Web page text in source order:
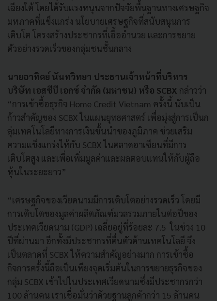
เฉียงใต้ โดยได้รับแรงหนุนจากปัจจัยพื้นฐานทางเศรษฐกิจ
มหภาคที่แข็งแกร่ง นโยบายเศรษฐกิจที่สนับสนุนการ
เติบโต โครงสร้างประชากรที่เอื้ออำนวย และการขยาย
ตัวอย่างรวดเร็วของกลุ่มชนชั้นกลาง
นายอาทิตย์ นันทวิทยา ประธานเจ้าหน้าที่บริหาร
บริษัท เอสซีบี เอกซ์ จำกัด (มหาชน) หรือ SCBX กล่าวว่า
“การเข้าซื้อธุรกิจ Home Credit Vietnam ครั้งนี้ นับเป็น
ก้าวสำคัญของ SCBX ในแผนยุทธศาสตร์ เพื่อมุ่งสู่การเป็นก
ลุ่มเทคโนโลยีทางการเงินชั้นนำของภูมิภาค ช่วยเสริม
ความแข็งแกร่งให้กับ SCBX ในตลาดอาเซียนที่มีการ
เติบโตสูง และเพื่อเพิ่มมูลค่าและผลตอบแทนให้กับผู้ถือ
หุ้นในระยะยาว”
“เศรษฐกิจของเวียดนามมีการเติบโตอย่างรวดเร็ว โดยมี
การเติบโตของมูลค่าผลิตภัณฑ์มวลรวมภายในต่อปีของ
ประเทศเวียดนาม (GDP) เฉลี่ยอยู่ที่ร้อยละ 7.5 ในช่วง 10
ปีที่ผ่านมา อีกทั้งมีประชากรที่ตื่นตัวด้านเทคโนโลยี จึง
เป็นตลาดที่ SCBX ให้ความสำคัญอย่างมาก การเข้าซื้อ
กิจการครั้งนี้ถือเป็นเพียงจุดเริ่มต้นในการขยายธุรกิจของ
กลุ่ม SCBX เข้าไปในประเทศเวียดนามซึ่งมีประชากรกว่า
100 ล้านคน เราเชื่อมั่นว่าด้วยฐานลูกค้ากว่า 15 ล้านคน